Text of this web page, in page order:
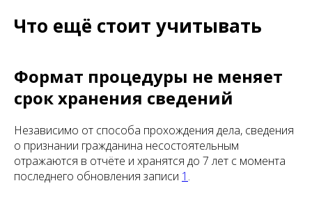
Что ещё стоит учитывать
Формат процедуры не меняет
срок хранения сведений
Независимо от способа прохождения дела, сведения
о признании гражданина несостоятельным
отражаются в отчёте и хранятся до 7 лет с момента
последнего обновления записи 1 .